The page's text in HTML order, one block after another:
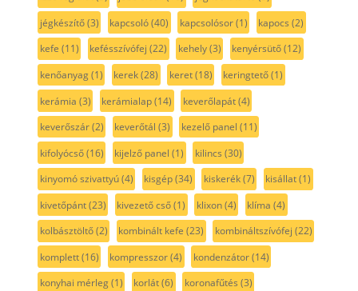
jégkészítő(3) kapcsoló(40) kapcsolósor(1) kapocs (2)
kefe (11) kefésszívófej (22) kehely(3) kenyérsütő(12)
kenőanyag(1) kerek(28) keret(18) keringtető(1)
kerámia (3) kerámialap(14) keverőlapát(4)
keverőszár(2) keverőtál (3) kezelő panel (11)
kifolyócső(16) kijelző panel (1) kilincs (30)
kinyomó szivattyú(4) kisgép(34) kiskerék(7) kisállat(1)
kivetőpánt(23) kivezető cső(1) klixon(4) klíma (4)
kolbásztöltő(2) kombinált kefe (23) kombináltszívófej (22)
komplett(16) kompresszor(4) kondenzátor(14)
konyhai mérleg(1) korlát(6) koronafűtés (3)